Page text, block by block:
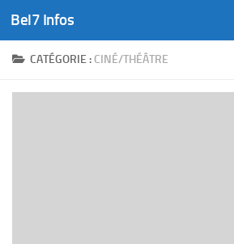
Skip to content
Bel7 Infos
CATÉGORIE : CINÉ/THÉÂTRE